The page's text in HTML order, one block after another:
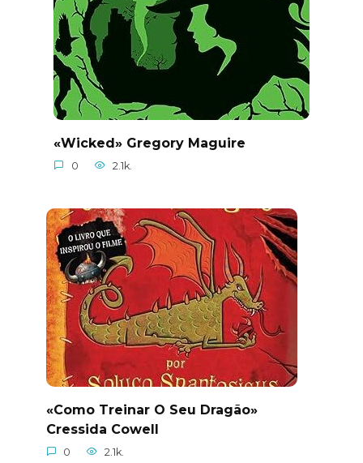
«Wicked» Gregory Maguire
0 2.1k.
«Como Treinar O Seu Dragão»
Cressida Cowell
0 2.1k.